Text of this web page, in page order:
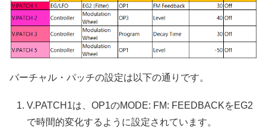
バーチャル・パッチの設定は以下の通りです。
V.PATCH1は、OP1のMODE: FM: FEEDBACKをEG2
で時間的変化するように設定されています。